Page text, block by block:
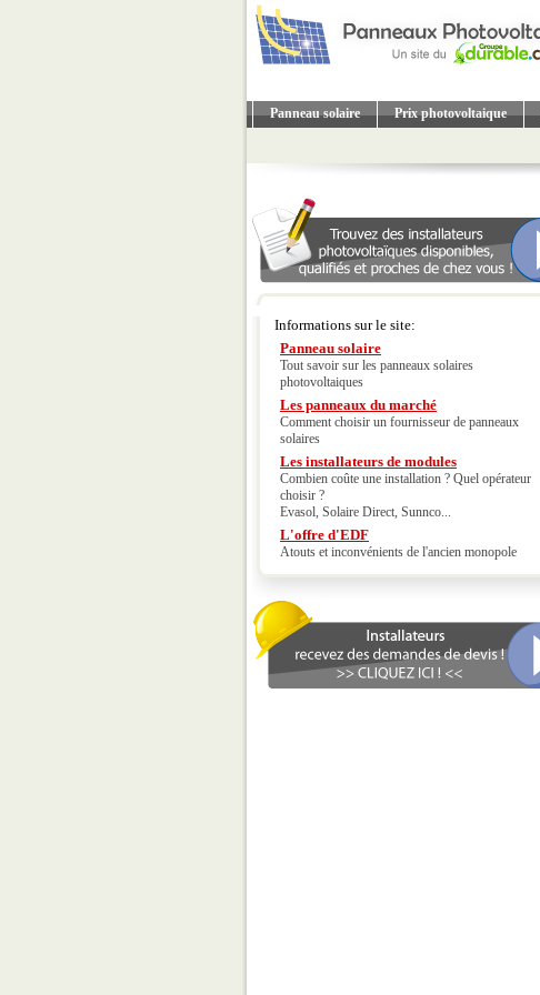
Panneau solaire Prix photovoltaique
Informations sur le site:
Panneau solaire
Tout savoir sur les panneaux solaires
photovoltaiques
Les panneaux du marché
Comment choisir un fournisseur de panneaux
solaires
Les installateurs de modules
Combien coûte une installation ? Quel opérateur
choisir ?
Evasol, Solaire Direct, Sunnco...
L'offre d'EDF
Atouts et inconvénients de l'ancien monopole